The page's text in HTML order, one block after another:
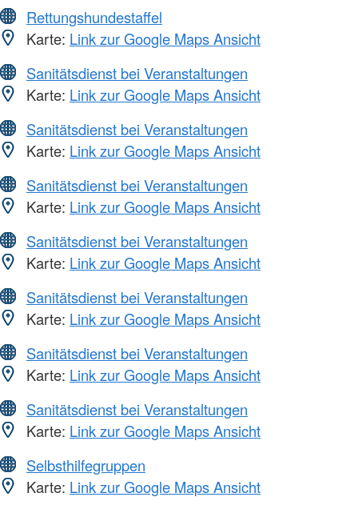
Rettungshundestaffel
Karte: Link zur Google Maps Ansicht
Sanitätsdienst bei Veranstaltungen
Karte: Link zur Google Maps Ansicht
Sanitätsdienst bei Veranstaltungen
Karte: Link zur Google Maps Ansicht
Sanitätsdienst bei Veranstaltungen
Karte: Link zur Google Maps Ansicht
Sanitätsdienst bei Veranstaltungen
Karte: Link zur Google Maps Ansicht
Sanitätsdienst bei Veranstaltungen
Karte: Link zur Google Maps Ansicht
Sanitätsdienst bei Veranstaltungen
Karte: Link zur Google Maps Ansicht
Sanitätsdienst bei Veranstaltungen
Karte: Link zur Google Maps Ansicht
Selbsthilfegruppen
Karte: Link zur Google Maps Ansicht